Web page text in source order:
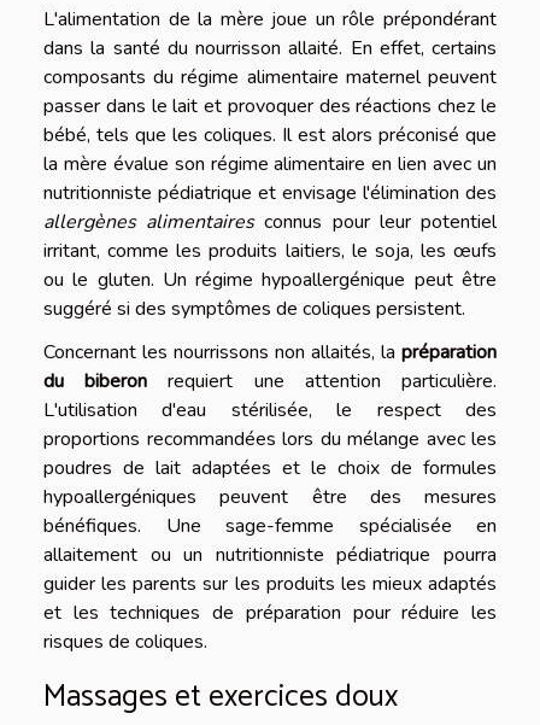
L'alimentation de la mère joue un rôle prépondérant
dans la santé du nourrisson allaité. En effet, certains
composants du régime alimentaire maternel peuvent
passer dans le lait et provoquer des réactions chez le
bébé, tels que les coliques. Il est alors préconisé que
la mère évalue son régime alimentaire en lien avec un
nutritionniste pédiatrique et envisage l'élimination des
allergènes alimentairesconnus pour leur potentiel
irritant, comme les produits laitiers, le soja, les œufs
ou le gluten. Un régime hypoallergénique peut être
suggéré si des symptômes de coliques persistent.
Concernant les nourrissons non allaités, la préparation
du biberon requiert une attention particulière.
L'utilisation d'eau stérilisée, le respect des
proportions recommandées lors du mélange avec les
poudres de lait adaptées et le choix de formules
hypoallergéniques peuvent être des mesures
bénéfiques. Une sage-femme spécialisée en
allaitement ou un nutritionniste pédiatrique pourra
guider les parents sur les produits les mieux adaptés
et les techniques de préparation pour réduire les
risques de coliques.
Massages et exercices doux